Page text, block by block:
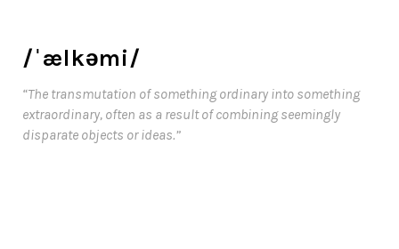
/ˈælkəmi/
“The transmutation of something ordinary into something
extraordinary, often as a result of combining seemingly
disparate objects or ideas.”